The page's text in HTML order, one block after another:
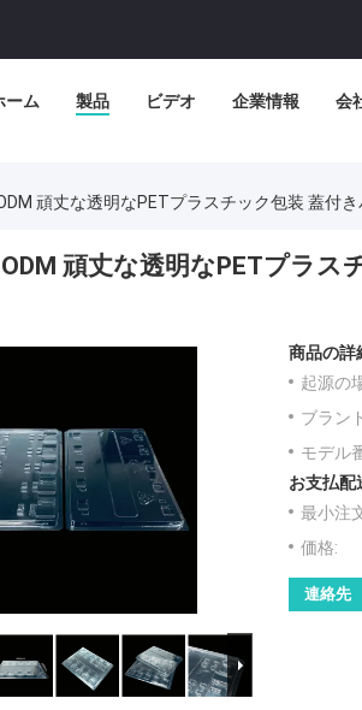
ーム 製品 ビデオ 企業情報 会
頑丈な透明なPETプラスチック包装 蓋付
頑丈な透明なPETプラス
商品の詳
起源の
ブラン
モデル
お支払配
最小注
価格:
連絡先